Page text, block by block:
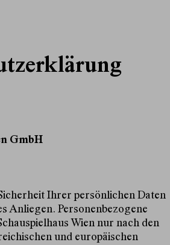
GmbH
Ihrer persönlichen Daten
Anliegen. Personenbezogene
Wien nur nach den
und europäischen